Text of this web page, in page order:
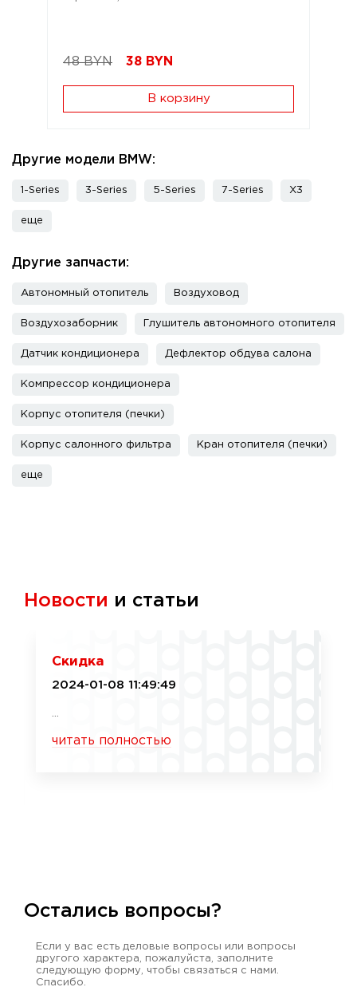
48 BYN 38 BYN
В корзину
Другие модели BMW:
1-Series 3-Series 5-Series 7-Series X3
еще
Другие запчасти:
Автономный отопитель Воздуховод
Воздухозаборник Глушитель автономного отопителя
Датчик кондиционера Дефлектор обдува салона
Компрессор кондиционера
Корпус отопителя (печки)
Корпус салонного фильтра Кран отопителя (печки)
еще
Новости и статьи
Скидка
2024-01-08 11:49:49
читать полностью
Остались вопросы?
Если у вас есть деловые вопросы или вопросы
другого характера, пожалуйста, заполните
следующую форму, чтобы связаться с нами.
Спасибо.